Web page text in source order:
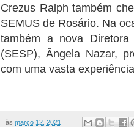
Crezus Ralph também
SEMUS de Rosário. Na
também a nova
(SESP), Ângela Nazar,
com uma vasta
às março 12, 2021